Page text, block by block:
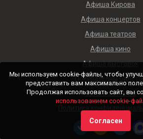
Афиша Кирова
Афиша концертов
Афиша театров
Афиша кино
Афиша выставок
Покупателям
Организаторам
Мы используем cookie-файлы, чтобы
предоставить вам максимально
Продолжая использовать сайт, вы
использованием cookie-
Согласен